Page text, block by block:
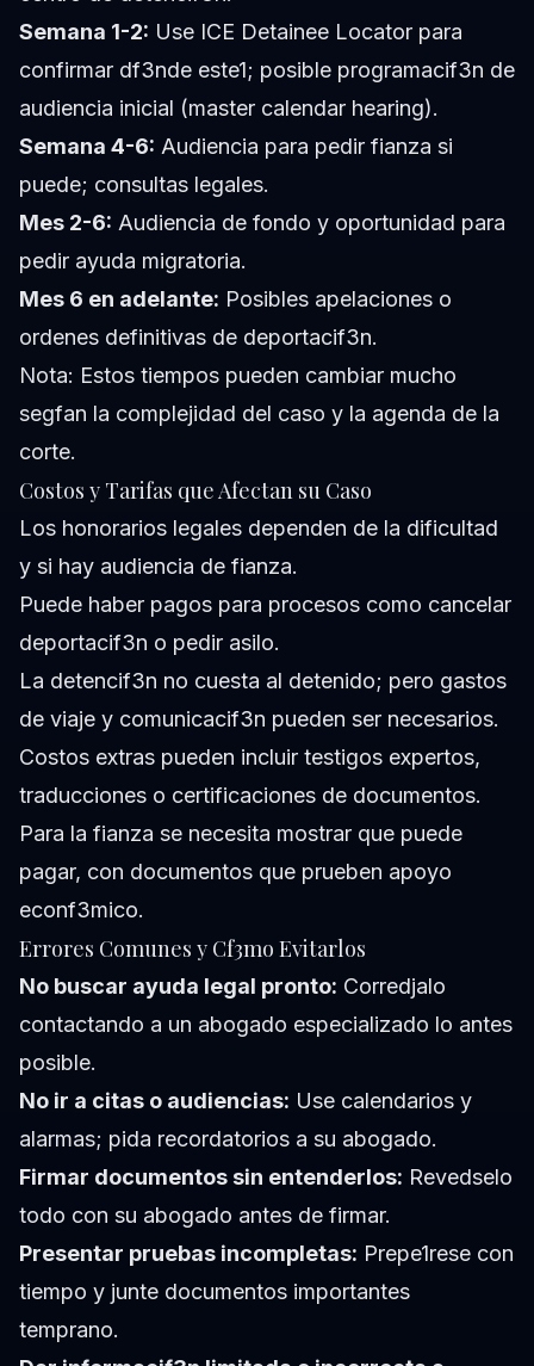
Semana 1-2: Use ICE Detainee Locator para
confirmar df3nde este1; posible programacif3n de
audiencia inicial (master calendar hearing).
Semana 4-6: Audiencia para pedir fianza si
puede; consultas legales.
Mes 2-6: Audiencia de fondo y oportunidad para
pedir ayuda migratoria.
Mes 6 en adelante: Posibles apelaciones o
ordenes definitivas de deportacif3n.
Nota: Estos tiempos pueden cambiar mucho
segfan la complejidad del caso y la agenda de la
corte.
Costos y Tarifas que Afectan su Caso
Los honorarios legales dependen de la dificultad
y si hay audiencia de fianza.
Puede haber pagos para procesos como cancelar
deportacif3n o pedir asilo.
La detencif3n no cuesta al detenido; pero gastos
de viaje y comunicacif3n pueden ser necesarios.
Costos extras pueden incluir testigos expertos,
traducciones o certificaciones de documentos.
Para la fianza se necesita mostrar que puede
pagar, con documentos que prueben apoyo
econf3mico.
Errores Comunes y Cf3mo Evitarlos
No buscar ayuda legal pronto: Corredjalo
contactando a un abogado especializado lo antes
posible.
No ir a citas o audiencias: Use calendarios y
alarmas; pida recordatorios a su abogado.
Firmar documentos sin entenderlos: Revedselo
todo con su abogado antes de firmar.
Presentar pruebas incompletas: Prepe1rese con
tiempo y junte documentos importantes
temprano.